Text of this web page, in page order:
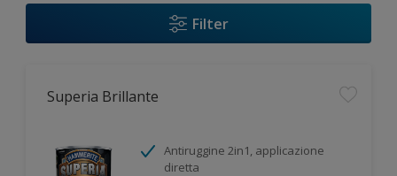
Filter
Superia Brillante
Antiruggine 2in1, applicazione
diretta